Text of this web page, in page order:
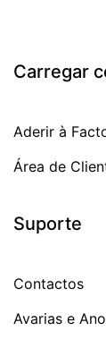
Carregar
Aderir à
Área de
Suporte
Contactos
Avarias e